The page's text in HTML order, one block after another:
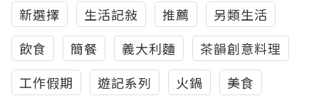
新選擇 生活記敍 推薦
另類生活
飲食
簡餐 義大利麵
茶韻創意料理
工作假期
遊記系列 火鍋
美食